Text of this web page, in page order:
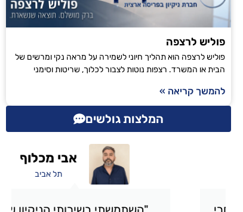
פוליש לרצפה
פוליש לרצפה הוא תהליך חיוני לשמירה על מראה נקי ומרשים של
הבית או המשרד. רצפות נוטות לצבור לכלוך, שריטות וסימני
להמשך קריאה »
המלצות גולשים
אבי מכלוף
תל אביב